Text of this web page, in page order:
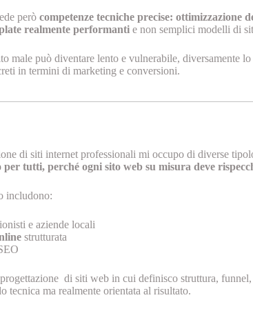
però competenze tecniche precise: ottimizzazione
realmente performantie non semplici modelli di
male può diventare lento e vulnerabile, diversamente
in termini di marketing e conversioni.
di siti internet professionali mi occupo di diverse
per tutti, perché ogni sito web su misura deve
includono:
e aziende locali
strutturata
di siti web in cui definisco struttura,
tecnica ma realmente orientata al risultato.